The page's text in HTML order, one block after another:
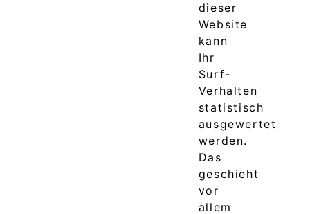
dieser
Website
kann
Ihr
Surf-
Verhalten
statistisch
ausgewertet
werden.
Das
geschieht
vor
allem